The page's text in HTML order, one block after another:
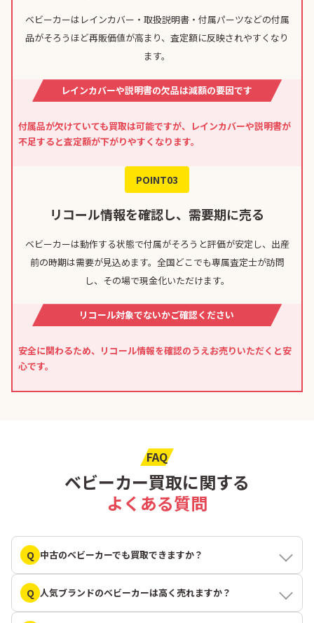
ベビーカーはレインカバー・取扱説明書・付属パーツなどの付属
品がそろうほど再販価値が高まり、査定額に反映されやすくなり
ます。
レインカバーや説明書の欠品は減額の要因です
付属品が欠けていても買取は可能ですが、レインカバーや説明書が
不足すると査定額が下がりやすくなります。
POINT03
リコール情報を確認し、需要期に売る
ベビーカーは動作する状態で付属がそろうと評価が安定し、出産
前の時期は需要が見込めます。全国どこでも専属査定士が訪問
し、その場で現金化いただけます。
リコール対象でないかご確認ください
安全に関わるため、リコール情報を確認のうえお売りいただくと安
心です。
FAQ
ベビーカー買取に関する
よくある質問
Q 中古のベビーカーでも買取できますか？
Q 人気ブランドのベビーカーは高く売れますか？